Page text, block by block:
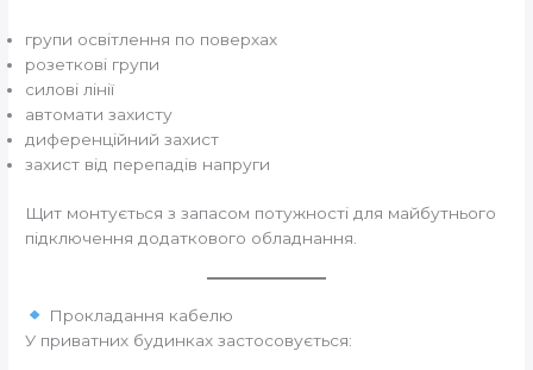
групи освітлення по поверхах
розеткові групи
силові лінії
автомати захисту
диференційний захист
захист від перепадів напруги
Щит монтується з запасом потужності для майбутнього
підключення додаткового обладнання.
Прокладання кабелю
У приватних будинках застосовується: